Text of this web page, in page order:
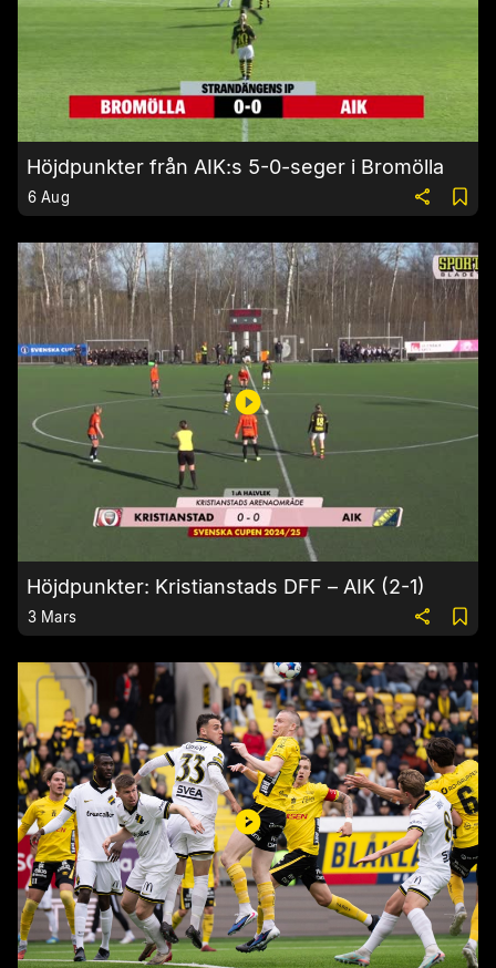
Höjdpunkter från AIK:s 5-0-seger i Bromölla
6 Aug
Höjdpunkter: Kristianstads DFF – AIK (2-1)
3 Mars